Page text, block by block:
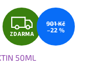
Z
D
A
ZDARMA
901 Kč
–22 %
50ML